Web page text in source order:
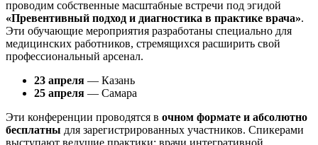
проводим собственные масштабные встречи под эгидой
«Превентивный подход и диагностика в практике врача».
Эти обучающие мероприятия разработаны специально для
медицинских работников, стремящихся расширить свой
профессиональный арсенал.
23 апреля — Казань
25 апреля — Самара
Эти конференции проводятся в очном формате и абсолютно
бесплатны для зарегистрированных участников. Спикерами
выступают ведущие практики: врачи интегративной